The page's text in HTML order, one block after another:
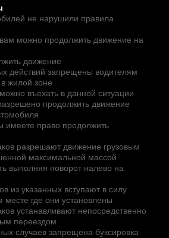
не нарушили правила
можно продолжить движение на
движение
действий запрещены водителям
жилой зоне
въехать в данной ситуации
продолжить движение
имеете право продолжить
разрешают движение грузовым
максимальной массой
выполняя поворот налево на
из указанных вступают в силу
месте где они установлены
устанавливают непосредственно
переездом
случаев запрещена буксировка